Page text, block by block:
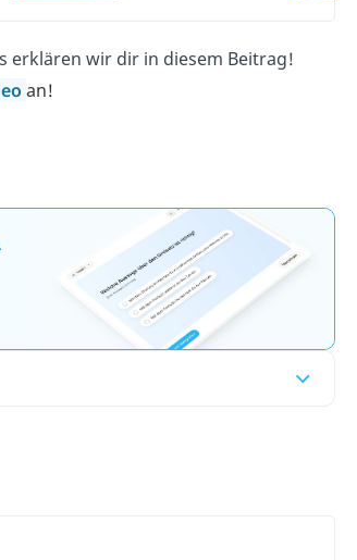
erklären wir dir in diesem Beitrag!
an!